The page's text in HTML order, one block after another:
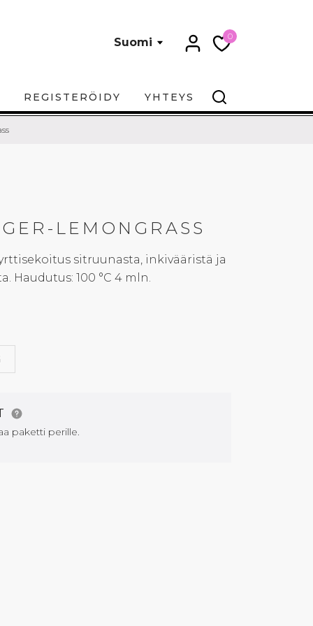
Suomi 0
REGISTERÖIDY YHTEYS
LEMONGRASS
sitruunasta, inkivääristä ja
Haudutus: 100 °C 4 mln.
paketti perille.